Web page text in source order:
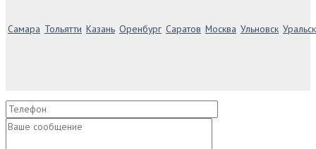
Самара Тольятти Казань Оренбург Саратов Москва Ульновск Уральск